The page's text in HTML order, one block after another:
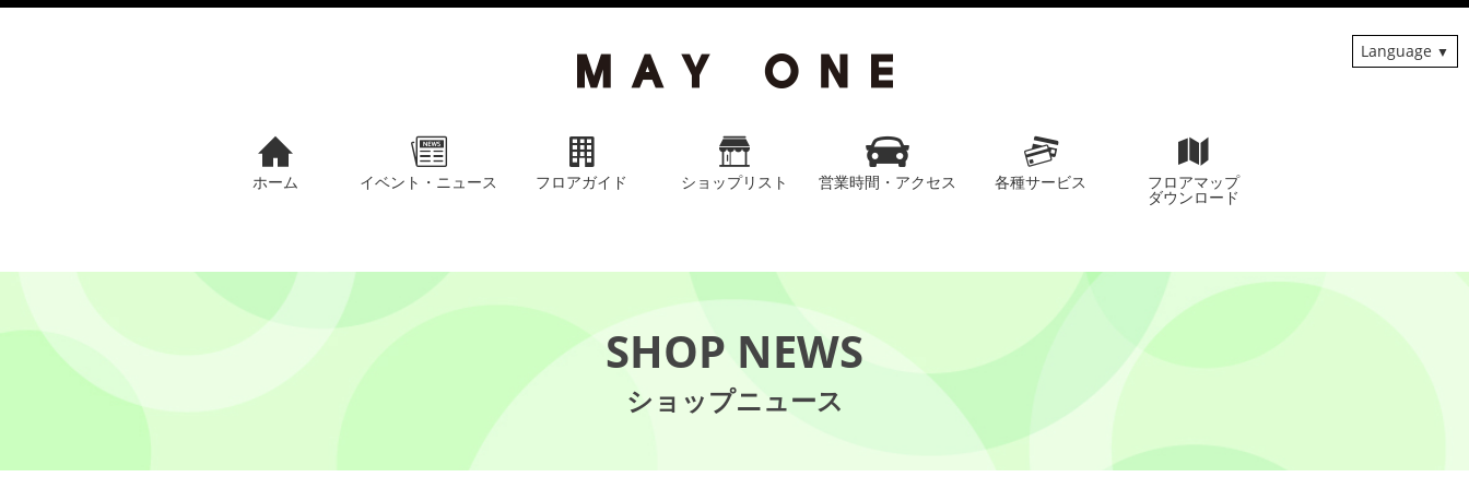
ホーム イベント・ニュース フロアガイド ショップリスト 営業時間・アクセス 各種サービス フロアマップ
ダウンロード
Language
SHOP NEWS